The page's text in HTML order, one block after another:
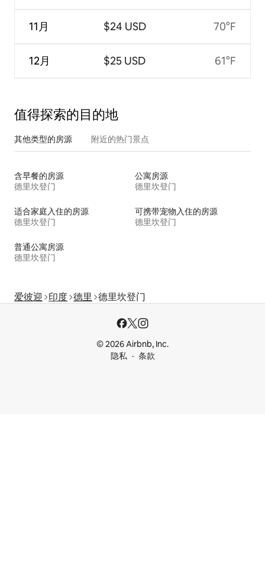
11月
12月
$24 USD
$25 USD
70°F
61°F
值得探索的目的地
其他类型的房源 附近的热门景点
含早餐的房源
德里坎登门
公寓房源
德里坎登门
适合家庭入住的房源
德里坎登门
可携带宠物入住的房源
德里坎登门
普通公寓房源
德里坎登门
爱彼迎 印度 德里 德里坎登门
© 2026 Airbnb, Inc.
隐私
条款